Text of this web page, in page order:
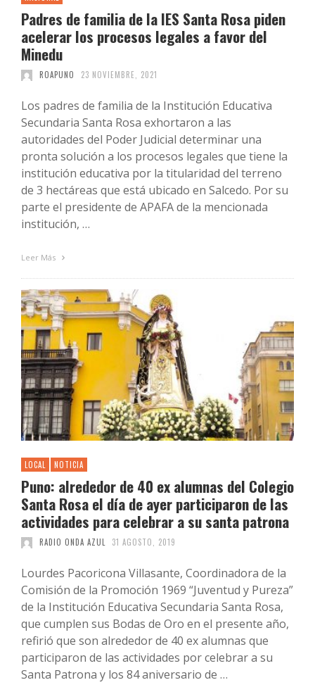
Padres de familia de la IES Santa Rosa piden
acelerar los procesos legales a favor del
Minedu
ROAPUNO 23 NOVIEMBRE, 2021
Los padres de familia de la Institución Educativa
Secundaria Santa Rosa exhortaron a las
autoridades del Poder Judicial determinar una
pronta solución a los procesos legales que tiene la
institución educativa por la titularidad del terreno
de 3 hectáreas que está ubicado en Salcedo. Por su
parte el presidente de APAFA de la mencionada
institución, …
Leer Más
LOCAL NOTICIA
Puno: alrededor de 40 ex alumnas del Colegio
Santa Rosa el día de ayer participaron de las
actividades para celebrar a su santa patrona
RADIO ONDA AZUL 31 AGOSTO, 2019
Lourdes Pacoricona Villasante, Coordinadora de la
Comisión de la Promoción 1969 “Juventud y Pureza”
de la Institución Educativa Secundaria Santa Rosa,
que cumplen sus Bodas de Oro en el presente año,
refirió que son alrededor de 40 ex alumnas que
participaron de las actividades por celebrar a su
Santa Patrona y los 84 aniversario de …